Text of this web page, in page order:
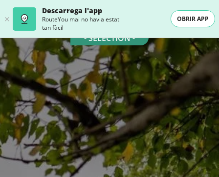
Descarrega l'app
RouteYou mai no havia estat
tan fàcil
OBRIR APP
- SELECTION -